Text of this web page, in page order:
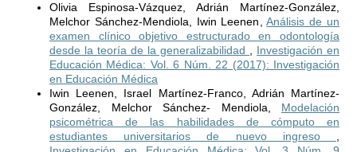
Olivia Espinosa-Vázquez, Adrián Martínez-González,
Melchor Sánchez-Mendiola, Iwin Leenen,Análisis de un
examen clínico objetivo estructurado en odontología
desde la teoría de la generalizabilidad , Investigación en
Educación Médica: Vol. 6 Núm. 22 (2017): Investigación
en Educación Médica
Iwin Leenen, Israel Martínez-Franco, Adrián Martínez-
González, Melchor Sánchez- Mendiola, Modelación
psicométrica de las habilidades de cómputo en
estudiantes universitarios de nuevo ingreso ,